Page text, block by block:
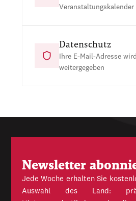
Veranstaltungskalender
Datenschutz
Ihre E-Mail-Adresse
weitergegeben
Newsletter
Jede Woche erhalten Sie
Auswahl des Land: